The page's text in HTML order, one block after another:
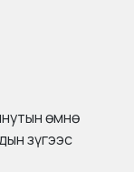
өмнө
зүгээс